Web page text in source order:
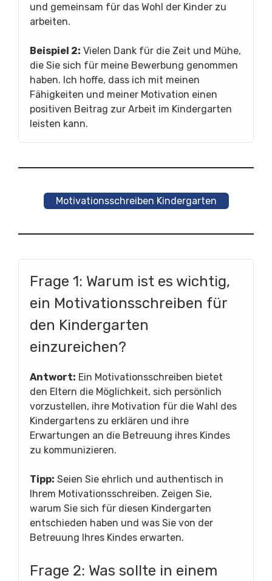
und gemeinsam für das Wohl der Kinder zu
arbeiten.
Beispiel 2: Vielen Dank für die Zeit und Mühe,
die Sie sich für meine Bewerbung genommen
haben. Ich hoffe, dass ich mit meinen
Fähigkeiten und meiner Motivation einen
positiven Beitrag zur Arbeit im Kindergarten
leisten kann.
Motivationsschreiben Kindergarten
Frage 1: Warum ist es wichtig,
ein Motivationsschreiben für
den Kindergarten
einzureichen?
Antwort: Ein Motivationsschreiben bietet
den Eltern die Möglichkeit, sich persönlich
vorzustellen, ihre Motivation für die Wahl des
Kindergartens zu erklären und ihre
Erwartungen an die Betreuung ihres Kindes
zu kommunizieren.
Tipp: Seien Sie ehrlich und authentisch in
Ihrem Motivationsschreiben. Zeigen Sie,
warum Sie sich für diesen Kindergarten
entschieden haben und was Sie von der
Betreuung Ihres Kindes erwarten.
Frage 2: Was sollte in einem